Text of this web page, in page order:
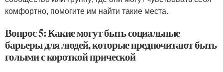
комфортно, помогите им найти такие места.
Вопрос 5: Какие могут быть социальные
барьеры для людей, которые предпочитают быть
голыми с короткой прической